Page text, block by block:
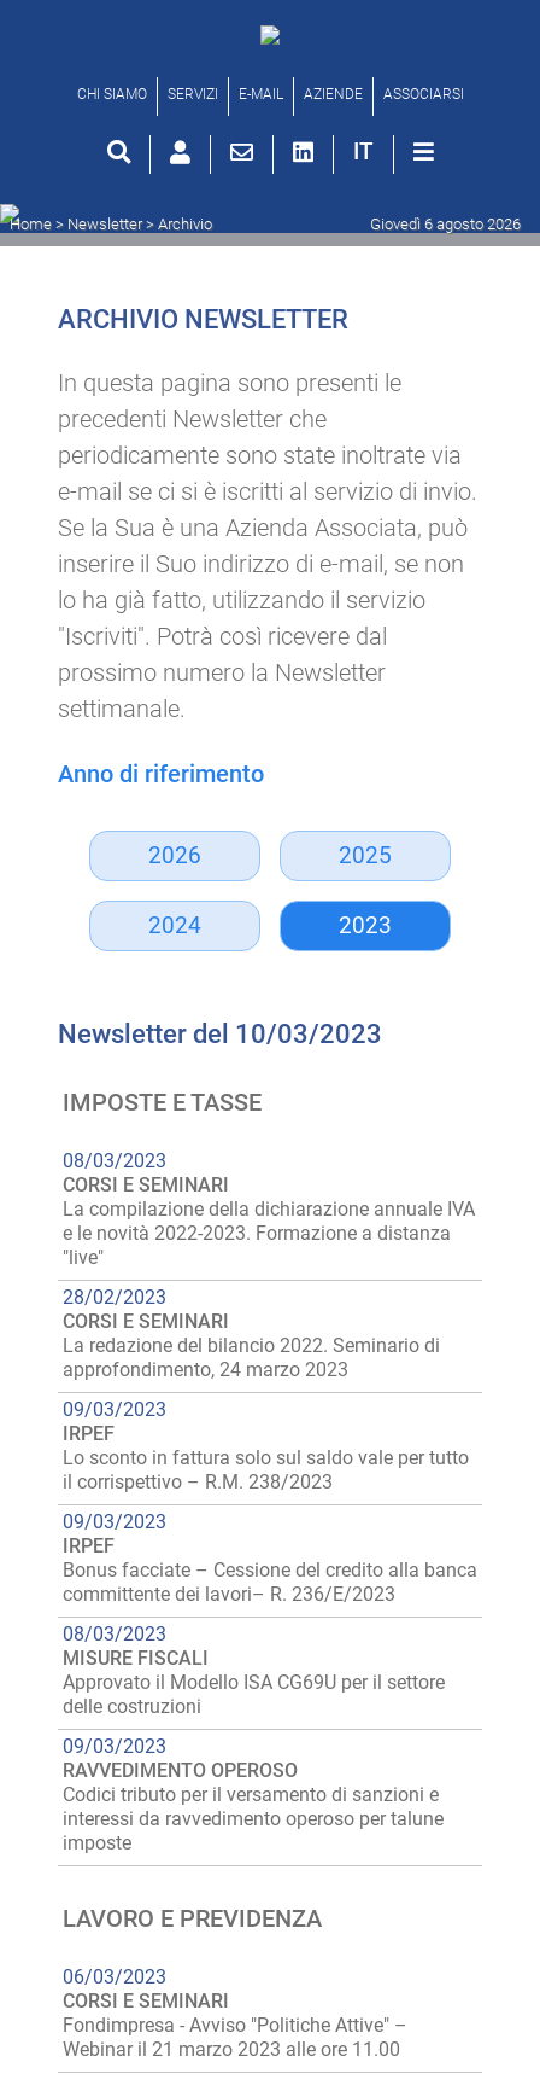
Archivio newsletter
CHI SIAMO SERVIZI E-MAIL AZIENDE ASSOCIARSI
IT
Giovedì 6 agosto 2026
Home > Newsletter > Archivio
ARCHIVIO NEWSLETTER
In questa pagina sono presenti le
precedenti Newsletter che
periodicamente sono state inoltrate via
e-mail se ci si è iscritti al servizio di invio.
Se la Sua è una Azienda Associata, può
inserire il Suo indirizzo di e-mail, se non
lo ha già fatto, utilizzando il servizio
"Iscriviti". Potrà così ricevere dal
prossimo numero la Newsletter
settimanale.
Anno di riferimento
2026 2025
2024 2023
Newsletter del 10/03/2023
IMPOSTE E TASSE
08/03/2023
CORSI E SEMINARI
La compilazione della dichiarazione annuale IVA
e le novità 2022-2023. Formazione a distanza
"live"
28/02/2023
CORSI E SEMINARI
La redazione del bilancio 2022. Seminario di
approfondimento, 24 marzo 2023
09/03/2023
IRPEF
Lo sconto in fattura solo sul saldo vale per tutto
il corrispettivo – R.M. 238/2023
09/03/2023
IRPEF
Bonus facciate – Cessione del credito alla banca
committente dei lavori– R. 236/E/2023
08/03/2023
MISURE FISCALI
Approvato il Modello ISA CG69U per il settore
delle costruzioni
09/03/2023
RAVVEDIMENTO OPEROSO
Codici tributo per il versamento di sanzioni e
interessi da ravvedimento operoso per talune
imposte
LAVORO E PREVIDENZA
06/03/2023
CORSI E SEMINARI
Fondimpresa - Avviso "Politiche Attive" –
Webinar il 21 marzo 2023 alle ore 11.00